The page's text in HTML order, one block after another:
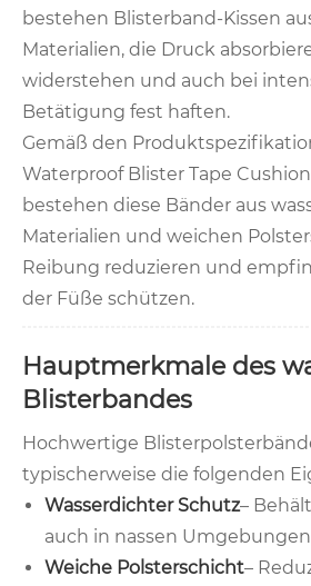
bestehen Blisterband-Kissen
Materialien, die Druck
widerstehen und auch bei
Betätigung fest haften.
Gemäß den
Waterproof Blister Tape
bestehen diese Bänder aus
Materialien und weichen
Reibung reduzieren und
der Füße schützen.
Hauptmerkmale des
Blisterbandes
Hochwertige
typischerweise die folgenden
Wasserdichter Schutz–
auch in nassen
Weiche Polsterschicht–